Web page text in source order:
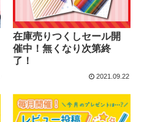
在庫売りつくしセール開
催中！無くなり次第終
了！
2021.09.22